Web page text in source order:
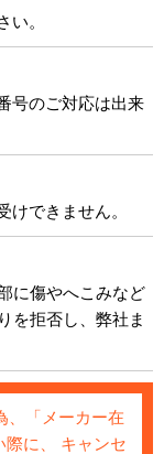
い。
号のご対応は出来
できません。
に傷やへこみなど
を拒否し、弊社ま
、「メーカー在
際に、 キャンセ